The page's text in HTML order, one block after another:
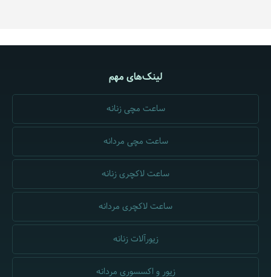
لینک‌های مهم
ساعت مچی زنانه
ساعت مچی مردانه
ساعت لاکچری زنانه
ساعت لاکچری مردانه
زیورآلات زنانه
زیور و اکسسوری مردانه